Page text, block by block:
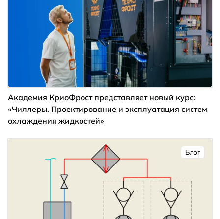
Академия КриоФрост представляет новый курс:
«Чиллеры. Проектирование и эксплуатация систем
охлаждения жидкостей»
Блог